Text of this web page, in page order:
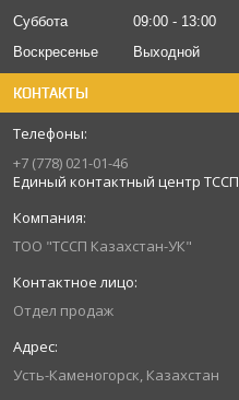
Суббота
09:00
13:00
Воскресенье
Выходной
КОНТАКТЫ
+7 (778) 021-01-46
Единый контактный центр ТССП
ТОО "ТССП Казахстан-УК"
Отдел продаж
Усть-Каменогорск, Казахстан